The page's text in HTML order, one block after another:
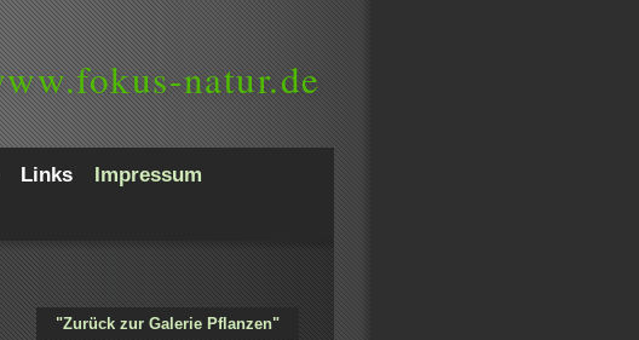
fokus-natur.de
Links
Impressum
"Zurück zur Galerie Pflanzen"